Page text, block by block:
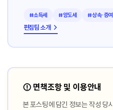
#소득세 #양도세 #상속·증여
편집팀 소개 →
⚠️ 면책조항 및 이용안내
본 포스팅에 담긴 정보는 작성 당